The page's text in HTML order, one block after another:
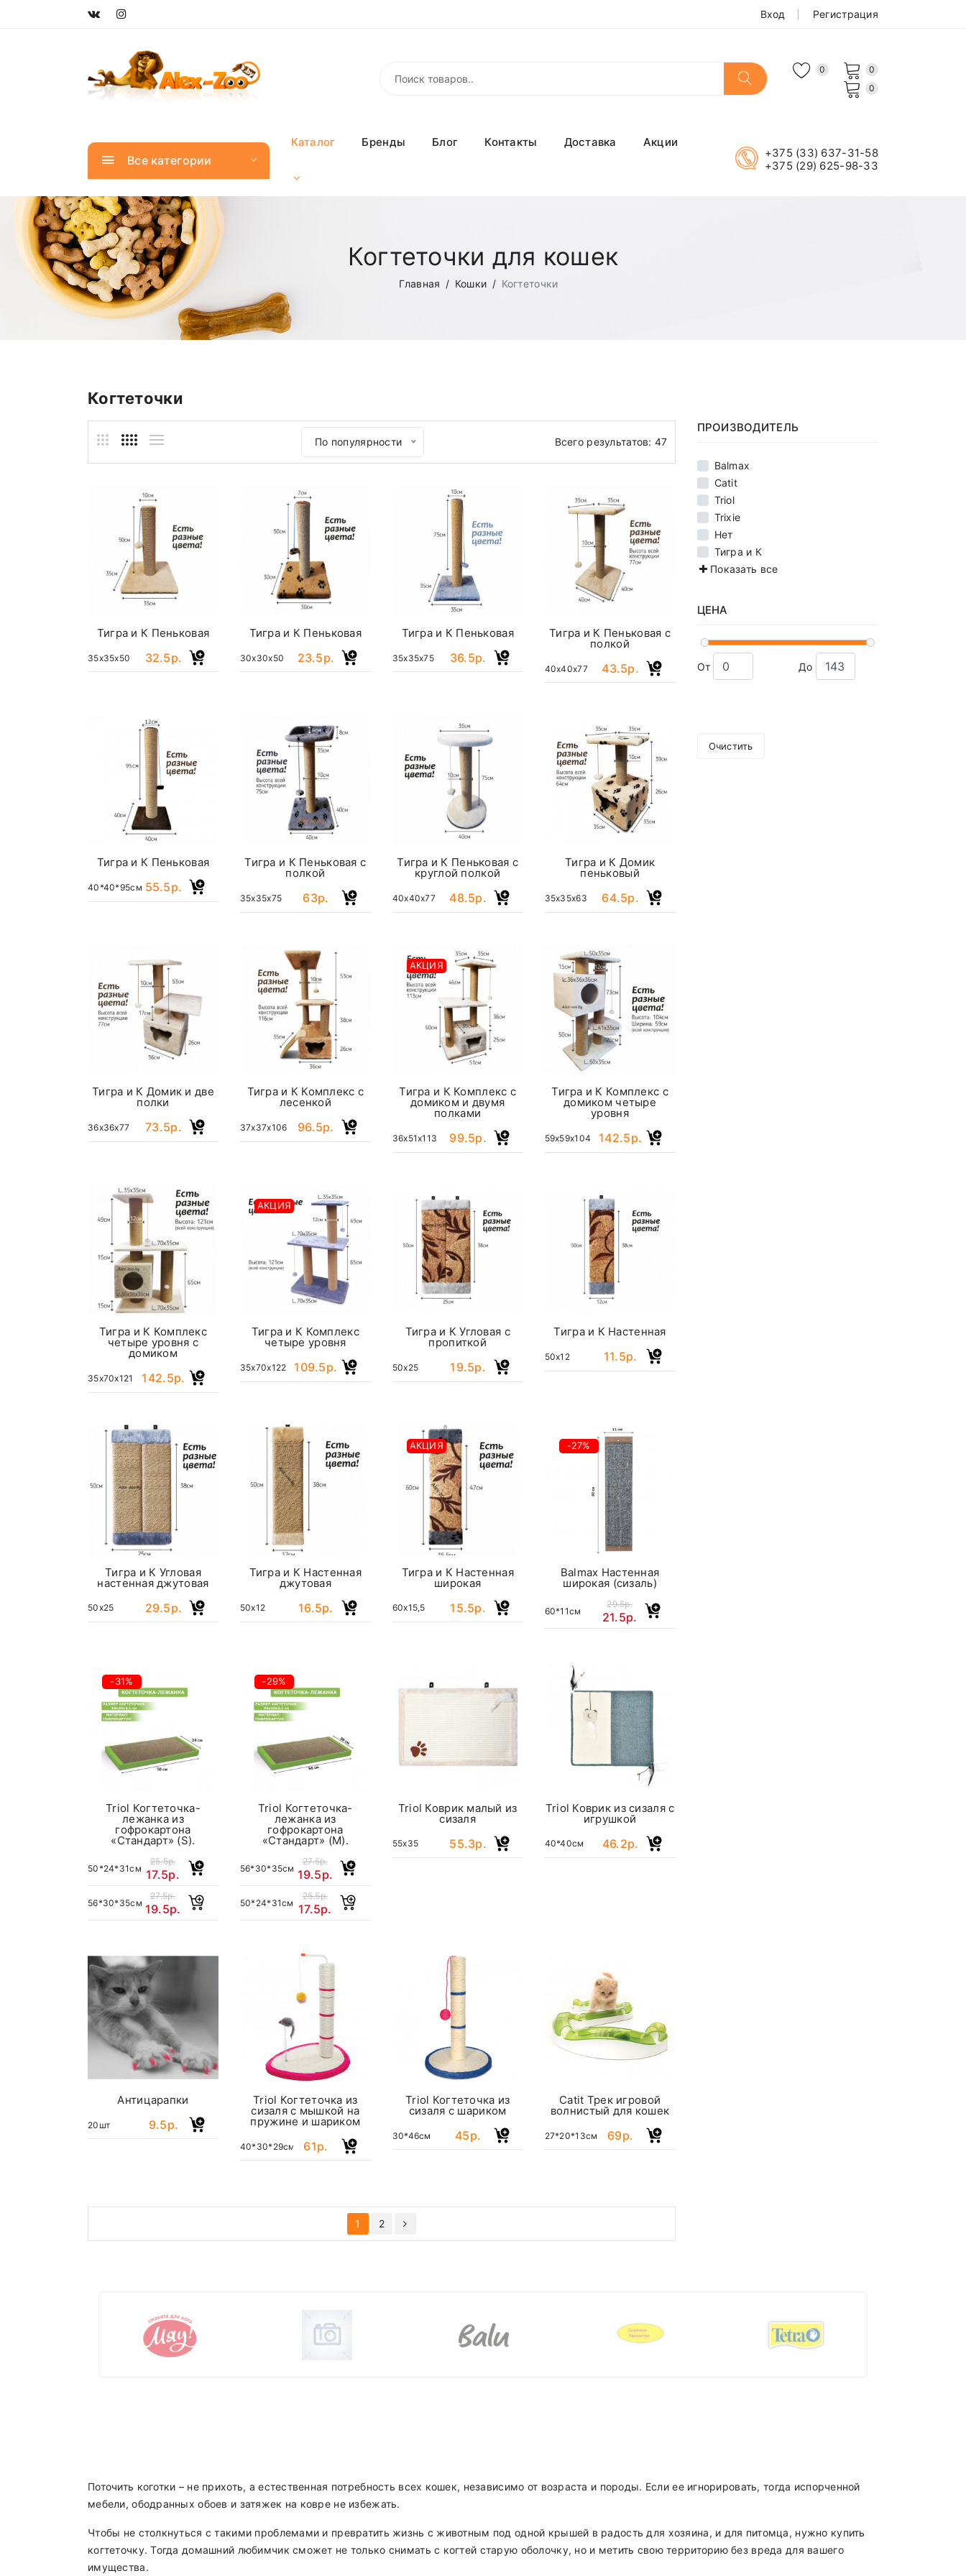
Вход Регистрация
0
0
0
Все категории
Каталог Бренды Блог Контакты Доставка Акции
+375 (33) 637-31-58
+375 (29) 625-98-33
Когтеточки для кошек
Главная Кошки Когтеточки
Когтеточки
По популярности Всего результатов: 47
Тигра и К Пеньковая
35x35x50 32.5р.
Тигра и К Пеньковая
30x30x50 23.5р.
Тигра и К Пеньковая
35x35x75 36.5р.
Тигра и К Пеньковая с
полкой
40x40x77 43.5р.
Тигра и К Пеньковая
40*40*95см 55.5р.
Тигра и К Пеньковая с
полкой
35x35x75 63р.
Тигра и К Пеньковая с
круглой полкой
40x40x77 48.5р.
Тигра и К Домик
пеньковый
35x35x63 64.5р.
Тигра и К Домик и две
полки
36x36x77 73.5р.
Тигра и К Комплекс с
лесенкой
37x37x106 96.5р.
АКЦИЯ
Тигра и К Комплекс с
домиком и двумя
полками
36x51x113 99.5р.
Тигра и К Комплекс с
домиком четыре
уровня
59x59x104 142.5р.
Тигра и К Комплекс
четыре уровня с
домиком
35x70x121 142.5р.
АКЦИЯ
Тигра и К Комплекс
четыре уровня
35x70x122 109.5р.
Тигра и К Угловая с
пропиткой
50x25 19.5р.
Тигра и К Настенная
50x12 11.5р.
Тигра и К Угловая
настенная джутовая
50x25 29.5р.
Тигра и К Настенная
джутовая
50x12 16.5р.
АКЦИЯ
Тигра и К Настенная
широкая
60x15,5 15.5р.
-27%
Balmax Настенная
широкая (сизаль)
60*11см
29.5р.
21.5р.
-31%
Triol Когтеточка-
лежанка из
гофрокартона
«Стандарт» (S).
50*24*31см
25.5р.
17.5р.
56*30*35см
27.5р.
19.5р.
-29%
Triol Когтеточка-
лежанка из
гофрокартона
«Стандарт» (М).
56*30*35см
27.5р.
19.5р.
50*24*31см
25.5р.
17.5р.
Triol Коврик малый из
сизаля
55x35 55.3р.
Triol Коврик из сизаля с
игрушкой
40*40см 46.2р.
Антицарапки
20шт 9.5р.
Triol Когтеточка из
сизаля с мышкой на
пружине и шариком
40*30*29см 61р.
Triol Когтеточка из
сизаля с шариком
30*46см 45р.
Catit Трек игровой
волнистый для кошек
27*20*13см 69р.
1 2
ПРОИЗВОДИТЕЛЬ
Balmax
Catit
Triol
Trixie
Нет
Тигра и К
Показать все
ЦЕНА
От До
Очистить
Поточить коготки – не прихоть, а естественная потребность всех кошек, независимо от возраста и породы. Если ее игнорировать, тогда испорченной
мебели, ободранных обоев и затяжек на ковре не избежать.
Чтобы не столкнуться с такими проблемами и превратить жизнь с животным под одной крышей в радость для хозяина, и для питомца, нужно купить
когтеточку. Тогда домашний любимчик сможет не только снимать с когтей старую оболочку, но и метить свою территорию без вреда для вашего
имущества.